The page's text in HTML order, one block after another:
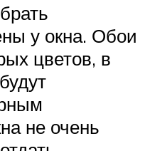
у окна. Обои
цветов, в
не очень